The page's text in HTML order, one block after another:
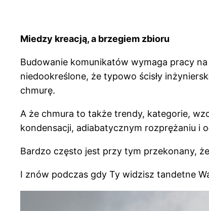
Miedzy kreacją, a brzegiem zbioru
Budowanie komunikatów wymaga pracy
niedookreślone, że typowo ścisły
chmurę.
A że chmura to także trendy, kategorie,
kondensacji, adiabatycznym rozprężaniu i
Bardzo często jest przy tym przekonany,
I znów podczas gdy Ty widzisz tandetne